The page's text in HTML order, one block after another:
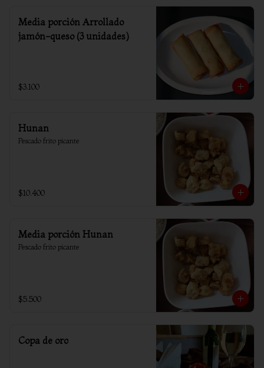
Media porción Arrollado
jamón-queso (3 unidades)
$3.100
Hunan
Pescado frito picante
$10.400
Media porción Hunan
Pescado frito picante
$5.500
Copa de oro